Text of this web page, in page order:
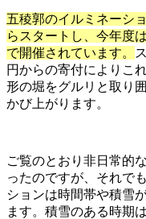
五稜郭のイルミネーシ
らスタートし、今年度
で開催されています。
円からの寄付によりこ
形の堀をグルリと取り
かび上がります。
ご覧のとおり非日常的
ったのですが、それで
ションは時間帯や積雪
ます。積雪のある時期